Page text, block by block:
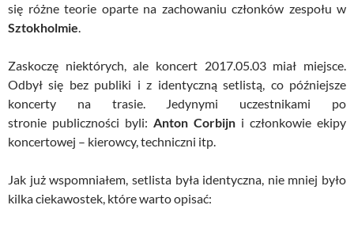
się różne teorie oparte na zachowaniu członków zespołu w
Sztokholmie.
Zaskoczę niektórych, ale koncert 2017.05.03 miał miejsce.
Odbył się bez publiki i z identyczną setlistą, co późniejsze
koncerty na trasie. Jedynymi uczestnikami po
stronie publiczności byli: Anton Corbijn i członkowie ekipy
koncertowej – kierowcy, techniczni itp.
Jak już wspomniałem, setlista była identyczna, nie mniej było
kilka ciekawostek, które warto opisać: